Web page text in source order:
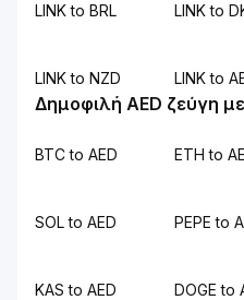
LINK to BRL LINK to
LINK to NZD LINK to
Δημοφιλή AED ζεύγη
BTC to AED ETH to
SOL to AED PEPE to
KAS to AED DOGE to